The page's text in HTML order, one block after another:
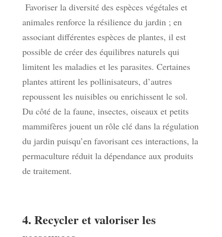
Favoriser la diversité des espèces végétales et
animales renforce la résilience du jardin ; en
associant différentes espèces de plantes, il est
possible de créer des équilibres naturels qui
limitent les maladies et les parasites. Certaines
plantes attirent les pollinisateurs, d’autres
repoussent les nuisibles ou enrichissent le sol.
Du côté de la faune, insectes, oiseaux et petits
mammifères jouent un rôle clé dans la régulation
du jardin puisqu’en favorisant ces interactions, la
permaculture réduit la dépendance aux produits
de traitement.
4. Recycler et valoriser les